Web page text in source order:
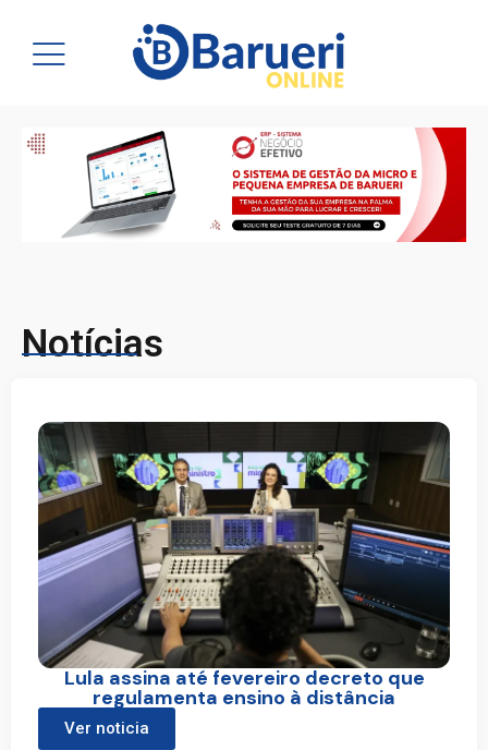
Notícias
Lula assina até fevereiro decreto que
regulamenta ensino à distância
Ver noticia